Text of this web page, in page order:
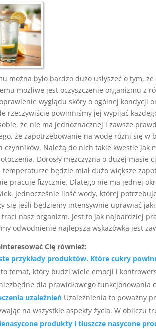
można było bardzo dużo usłyszeć o tym,
możliwe jest oczyszczenie organizmu z
wyglądu skóry o ogólnej kondycji
rzeczywiście powinniśmy jej wypijać
że nie ma jednoznacznej i zawsze
że zapotrzebowanie na wodę różni się w
czynników. Należą do nich takie kwestie jak
Dorosły mężczyzna o dużej masie
temperaturze będzie miał dużo większe
pracuje fizycznie. Dlatego nie ma jednej
Jednocześnie ilość wody, której
się jeśli będziemy intensywnie uprawiać
nasz organizm. Jest to jak najbardziej
odwodnienie najlepszą wskazówką jest
Cię również:
przykłady produktów. Które cukry
temat, który budzi wiele emocji i
dla prawidłowego funkcjonowania
uzależnień Uzależnienia to poważny
na wszystkie aspekty życia. W obliczu
produkty i tłuszcze nasycone